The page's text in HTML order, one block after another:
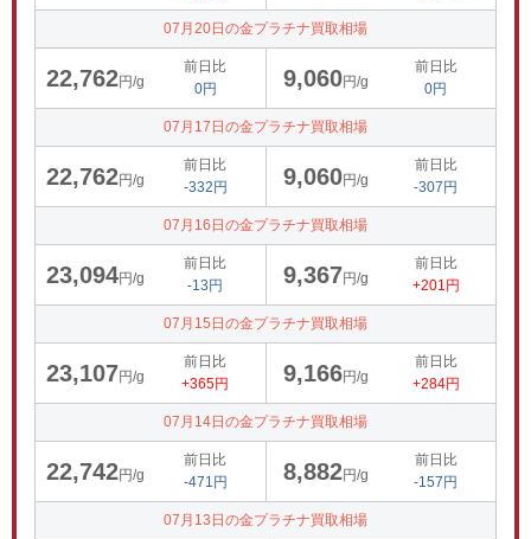
07月20日の金プラチナ買取相場
22,762円/g
前日比
0円
9,060円/g
前日比
0円
07月17日の金プラチナ買取相場
22,762円/g
前日比
-332円
9,060円/g
前日比
-307円
07月16日の金プラチナ買取相場
23,094円/g
前日比
-13円
9,367円/g
前日比
+201円
07月15日の金プラチナ買取相場
23,107円/g
前日比
+365円
9,166円/g
前日比
+284円
07月14日の金プラチナ買取相場
22,742円/g
前日比
-471円
8,882円/g
前日比
-157円
07月13日の金プラチナ買取相場